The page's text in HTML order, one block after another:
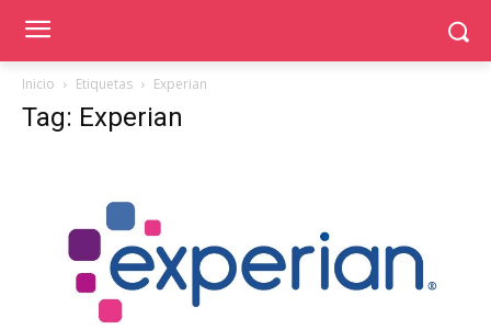
Inicio Etiquetas Experian
Tag: Experian